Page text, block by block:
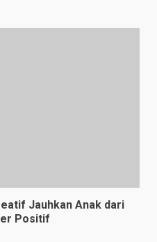
Jauhkan Anak dari
Positif